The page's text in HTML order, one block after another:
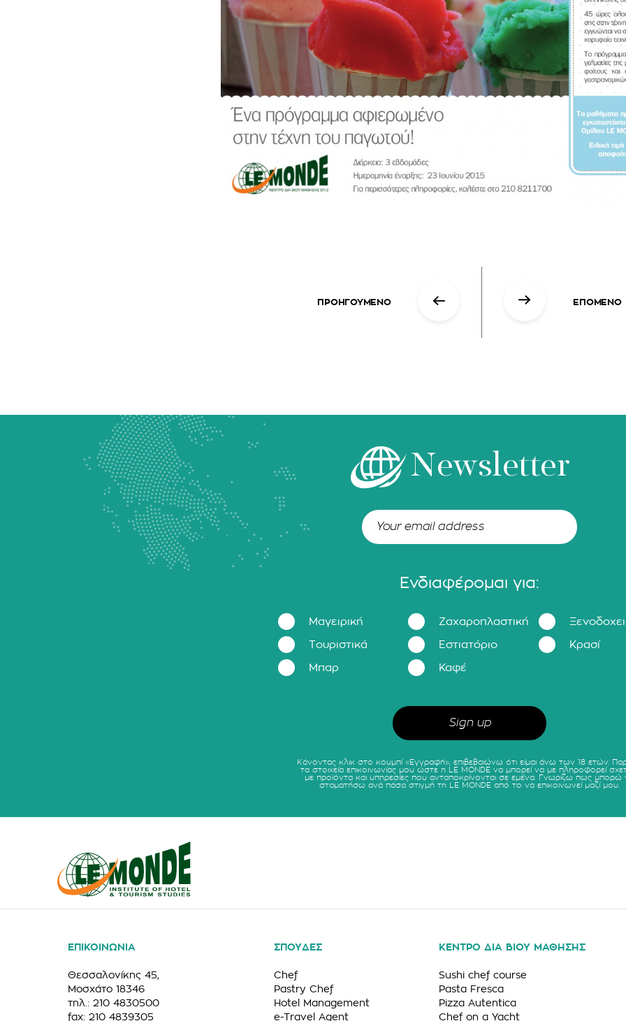
ΠΡΟΗΓΟΥΜΕΝΟ ΕΠΟΜΕΝΟ
Newsletter
Ενδιαφέρομαι για:
Μαγειρική Ζαχαροπλαστική
Τουριστικά Εστιατόριο Κρασί
Μπαρ Καφέ
Κάνοντας κλικ στο κουμπί «Εγγραφή», επιβεβαιώνω ότι είμαι άνω των 18 ετών.
τα στοιχεία επικοινωνίας μου ώστε η LE MONDE να μπορεί να με πληροφορεί
με προϊόντα και υπηρεσίες που ανταποκρίνονται σε εμένα. Γνωρίζω πως μπορώ
σταματήσω ανά πάσα στιγμή τη LE MONDE από το να επικοινωνεί μαζί μου.
ΕΠΙΚΟΙΝΩΝΙΑ
Θεσσαλονίκης 45,
Μοσχάτο 18346
τηλ.: 210 4830500
fax: 210 4839305
ΣΠΟΥΔΕΣ
Chef
Pastry Chef
Hotel Management
e-Travel Agent
ΚΕΝΤΡΟ ΔΙΑ ΒΙΟΥ ΜΑΘΗΣΗΣ
Sushi chef course
Pasta Fresca
Pizza Autentica
Chef on a Yacht